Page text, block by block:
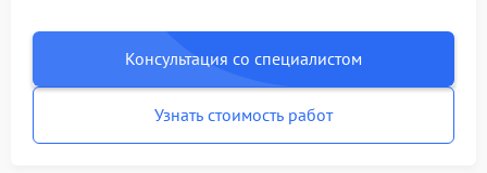
Консультация со специалистом
Узнать стоимость работ